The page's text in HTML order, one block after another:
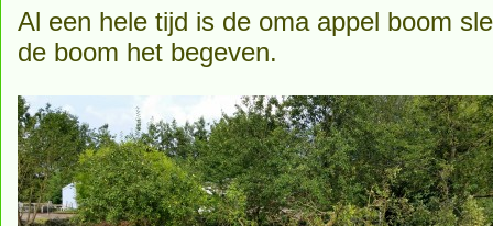
Al een hele tijd is de oma appel boom
de boom het begeven.